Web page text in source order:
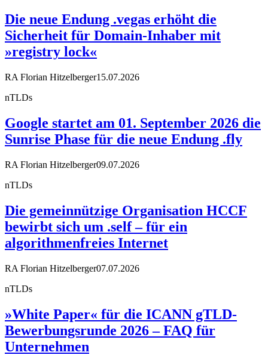
Die neue Endung .vegas erhöht die
Sicherheit für Domain-Inhaber mit
»registry lock«
RA Florian Hitzelberger15.07.2026
nTLDs
Google startet am 01. September 2026 die
Sunrise Phase für die neue Endung .fly
RA Florian Hitzelberger09.07.2026
nTLDs
Die gemeinnützige Organisation HCCF
bewirbt sich um .self – für ein
algorithmenfreies Internet
RA Florian Hitzelberger07.07.2026
nTLDs
»White Paper« für die ICANN gTLD-
Bewerbungsrunde 2026 – FAQ für
Unternehmen